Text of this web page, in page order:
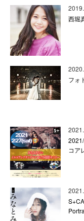
西堀
フォ
コア